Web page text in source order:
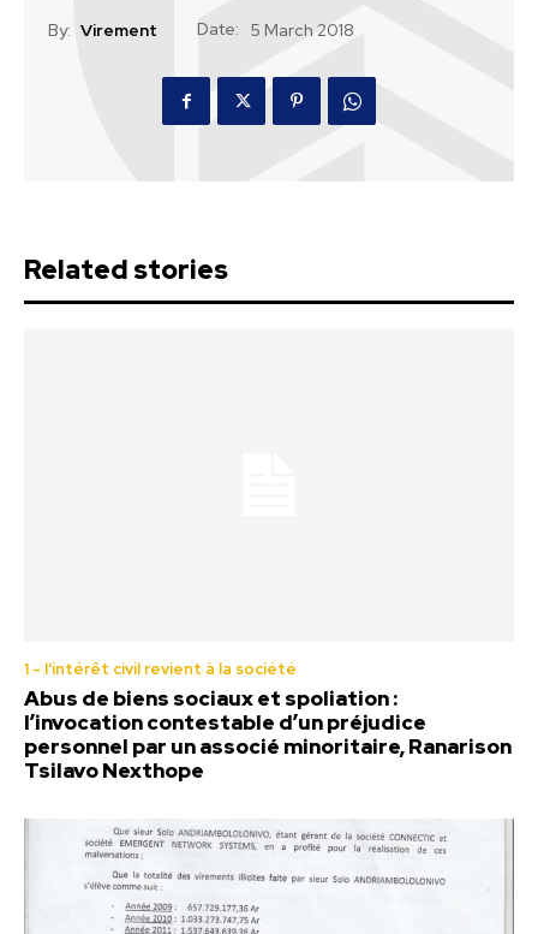
By: Virement Date: 5 March 2018
Related stories
1 - l'intérêt civil revient à la société
Abus de biens sociaux et spoliation :
l’invocation contestable d’un préjudice
personnel par un associé minoritaire, Ranarison
Tsilavo Nexthope